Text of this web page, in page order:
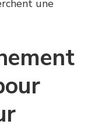
une